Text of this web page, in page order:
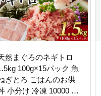
然まぐろのネギトロ
100g×15パック 魚
ぎとろ ごはんのお供
凍 10000 海